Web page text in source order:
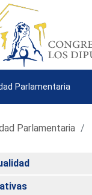
Parlamentaria
Parlamentaria